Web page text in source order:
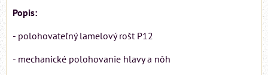
Popis:
- polohovateľný lamelový rošt P12
- mechanické polohovanie hlavy a nôh